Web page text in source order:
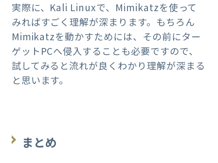
実際に、Kali Linuxで、Mimikatzを使って
みればすごく理解が深まります。もちろん
Mimikatzを動かすためには、その前にター
ゲットPCへ侵入することも必要ですので、
試してみると流れが良くわかり理解が深まる
と思います。
まとめ